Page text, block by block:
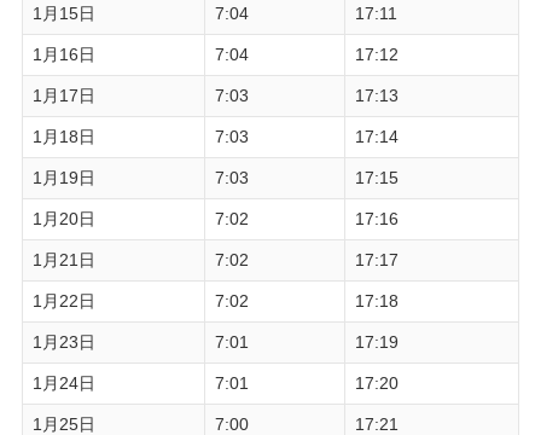
1月15日 7:04 17:11
1月16日 7:04 17:12
1月17日 7:03 17:13
1月18日 7:03 17:14
1月19日 7:03 17:15
1月20日 7:02 17:16
1月21日 7:02 17:17
1月22日 7:02 17:18
1月23日 7:01 17:19
1月24日 7:01 17:20
1月25日 7:00 17:21